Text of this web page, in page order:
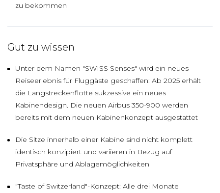
zu bekommen
Gut zu wissen
Unter dem Namen "SWISS Senses" wird ein neues
Reiseerlebnis für Fluggäste geschaffen: Ab 2025 erhält
die Langstreckenflotte sukzessive ein neues
Kabinendesign. Die neuen Airbus 350-900 werden
bereits mit dem neuen Kabinenkonzept ausgestattet
Die Sitze innerhalb einer Kabine sind nicht komplett
identisch konzipiert und variieren in Bezug auf
Privatsphäre und Ablagemöglichkeiten
"Taste of Switzerland"-Konzept: Alle drei Monate